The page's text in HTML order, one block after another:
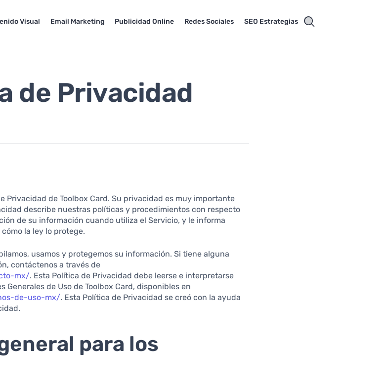
Visual Email Marketing Publicidad Online Redes Sociales SEO Estrategias
de Privacidad
Privacidad de Toolbox Card. Su privacidad es muy importante
describe nuestras políticas y procedimientos con respecto
de su información cuando utiliza el Servicio, y le informa
la ley lo protege.
usamos y protegemos su información. Si tiene alguna
contáctenos a través de
mx/. Esta Política de Privacidad debe leerse e interpretarse
Generales de Uso de Toolbox Card, disponibles en
de-uso-mx/. Esta Política de Privacidad se creó con la ayuda
para los